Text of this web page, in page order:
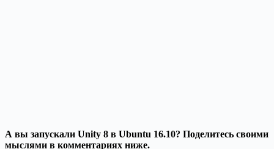
А вы запускали Unity 8 в Ubuntu 16.10? Поделитесь своими
мыслями в комментариях ниже.